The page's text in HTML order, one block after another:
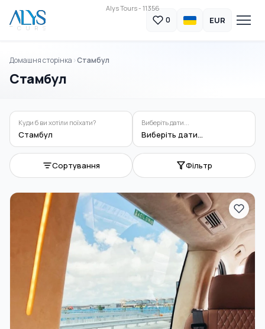
Alys Tours - 11356
0 EUR
Домашня сторінка Стамбул
Стамбул
Куди б ви хотіли поїхати?
Стамбул
Виберіть дати...
Виберіть дати...
Сортування Фільтр